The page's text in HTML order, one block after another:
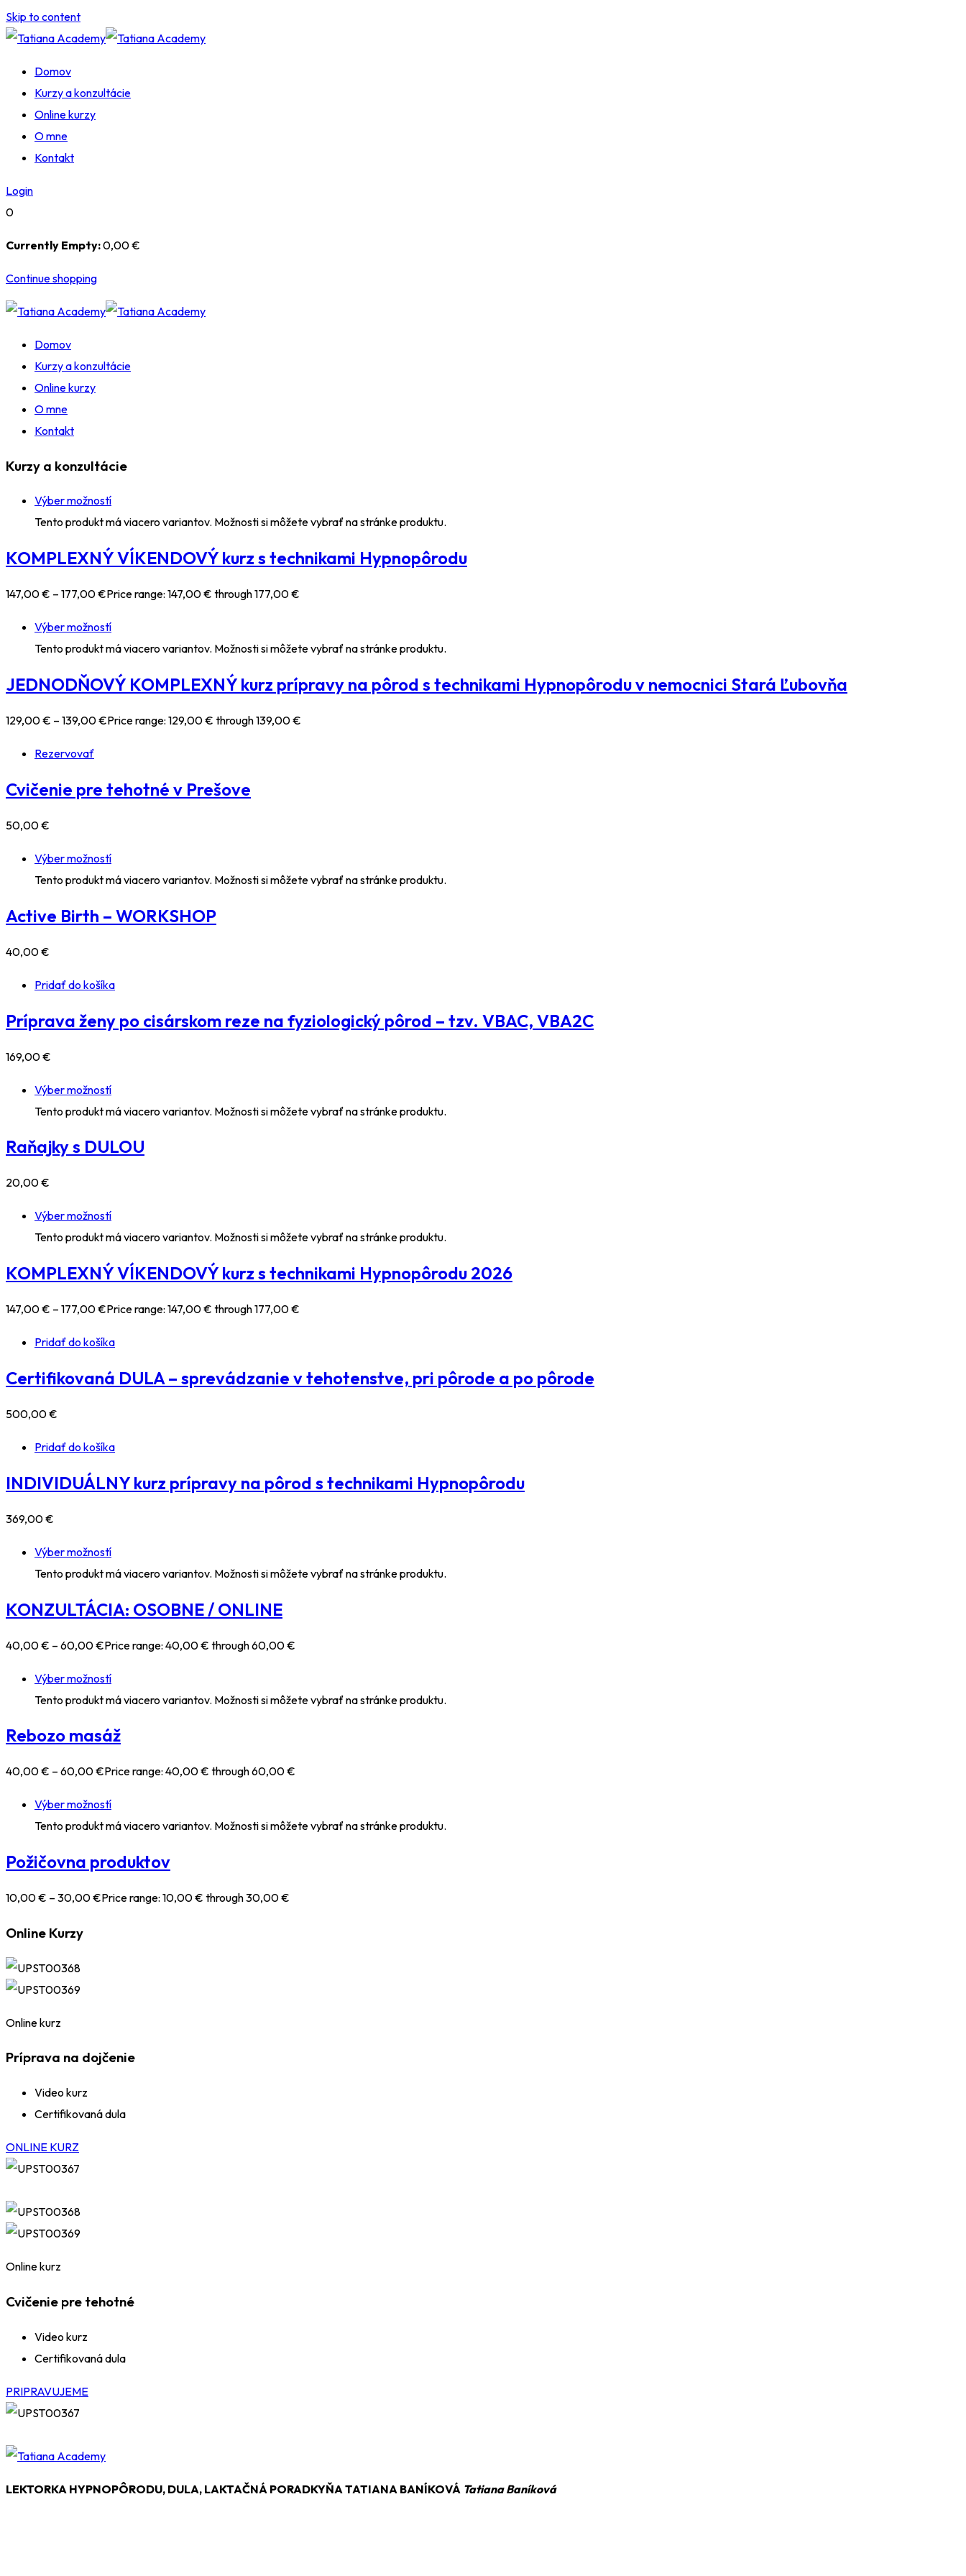
Skip to content
Domov
Kurzy a konzultácie
Online kurzy
O mne
Kontakt
Login
0
Currently Empty:0,00€
Continue shopping
Domov
Kurzy a konzultácie
Online kurzy
O mne
Kontakt
Kurzy a konzultácie
Výber možností
Tento produkt má viacero variantov. Možnosti si môžete vybrať na stránke produktu.
KOMPLEXNÝ VÍKENDOVÝ kurz s technikami Hypnopôrodu
147,00€ – 177,00€Price range: 147,00 € through 177,00 €
Výber možností
Tento produkt má viacero variantov. Možnosti si môžete vybrať na stránke produktu.
JEDNODŇOVÝ KOMPLEXNÝ kurz prípravy na pôrod s technikami Hypnopôrodu v nemocnici Stará Ľubovňa
129,00€ – 139,00€Price range: 129,00 € through 139,00 €
Rezervovať
Cvičenie pre tehotné v Prešove
50,00€
Výber možností
Tento produkt má viacero variantov. Možnosti si môžete vybrať na stránke produktu.
Active Birth – WORKSHOP
40,00€
Pridať do košíka
Príprava ženy po cisárskom reze na fyziologický pôrod – tzv. VBAC, VBA2C
169,00€
Výber možností
Tento produkt má viacero variantov. Možnosti si môžete vybrať na stránke produktu.
Raňajky s DULOU
20,00€
Výber možností
Tento produkt má viacero variantov. Možnosti si môžete vybrať na stránke produktu.
KOMPLEXNÝ VÍKENDOVÝ kurz s technikami Hypnopôrodu 2026
147,00€ – 177,00€Price range: 147,00 € through 177,00 €
Pridať do košíka
Certifikovaná DULA – sprevádzanie v tehotenstve, pri pôrode a po pôrode
500,00€
Pridať do košíka
INDIVIDUÁLNY kurz prípravy na pôrod s technikami Hypnopôrodu
369,00€
Výber možností
Tento produkt má viacero variantov. Možnosti si môžete vybrať na stránke produktu.
KONZULTÁCIA: OSOBNE / ONLINE
40,00€ – 60,00€Price range: 40,00 € through 60,00 €
Výber možností
Tento produkt má viacero variantov. Možnosti si môžete vybrať na stránke produktu.
Rebozo masáž
40,00€ – 60,00€Price range: 40,00 € through 60,00 €
Výber možností
Tento produkt má viacero variantov. Možnosti si môžete vybrať na stránke produktu.
Požičovna produktov
10,00€ – 30,00€Price range: 10,00 € through 30,00 €
Online Kurzy
Online kurz
Príprava na dojčenie
Video kurz
Certifikovaná dula
ONLINE KURZ
Online kurz
Cvičenie pre tehotné
Video kurz
Certifikovaná dula
PRIPRAVUJEME
LEKTORKA HYPNOPÔRODU, DULA, LAKTAČNÁ PORADKYŇA TATIANA BANÍKOVÁ Tatiana Baníková